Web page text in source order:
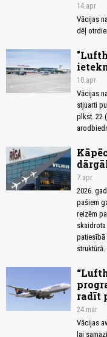
14.apr
Vācijas
dēļ
10.apr
Vācijas
stjuarti
plkst. 22
7.apr
2026.
pašiem
reizēm
skaidrota
patiesībā
struktūrā.
radīt
24.mar
Vācijas
lai